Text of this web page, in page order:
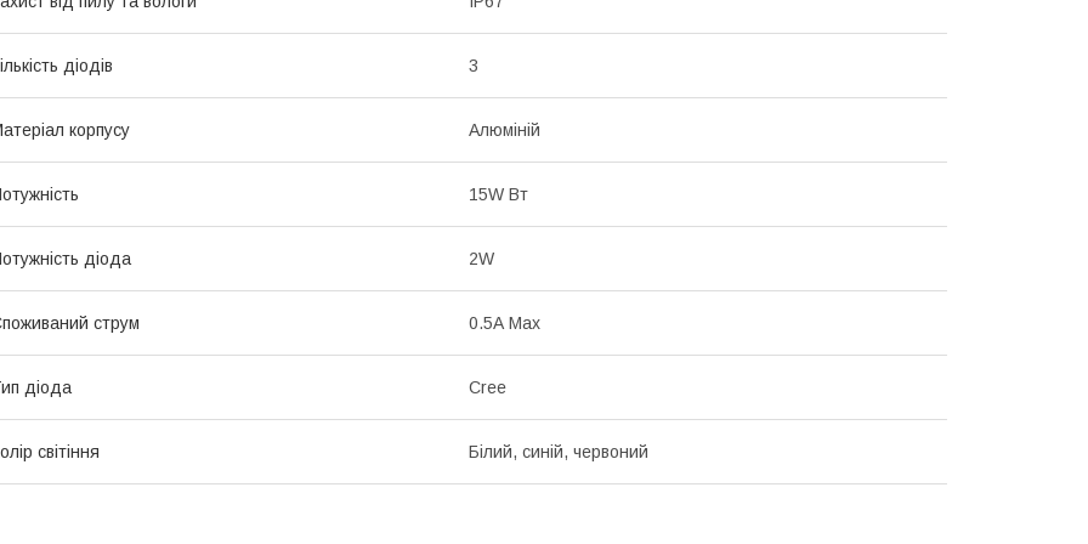
діодів 3
корпусу Алюміній
15W Вт
діода 2W
струм 0.5А Max
діода Cree
світіння Білий, синій, червоний